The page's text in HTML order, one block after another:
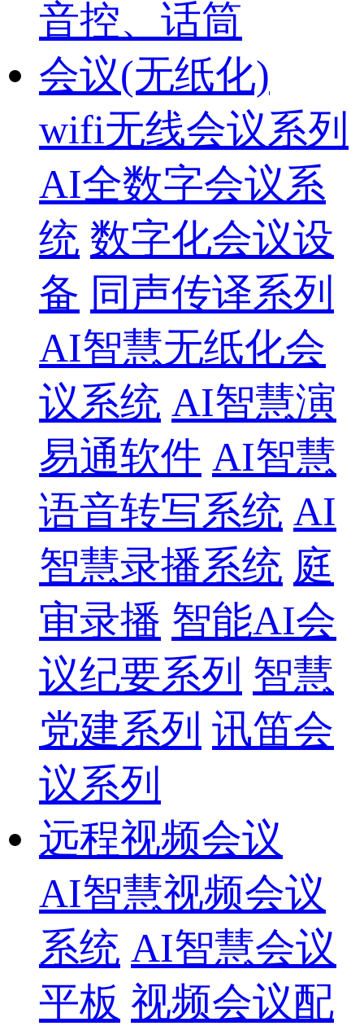
音控、话筒
会议(无纸化)
wifi无线会议系列
AI全数字会议系
统 数字化会议设
备 同声传译系列
AI智慧无纸化会
议系统 AI智慧演
易通软件 AI智慧
语音转写系统 AI
智慧录播系统 庭
审录播 智能AI会
议纪要系列 智慧
党建系列 讯笛会
议系列
远程视频会议
AI智慧视频会议
系统 AI智慧会议
平板 视频会议配